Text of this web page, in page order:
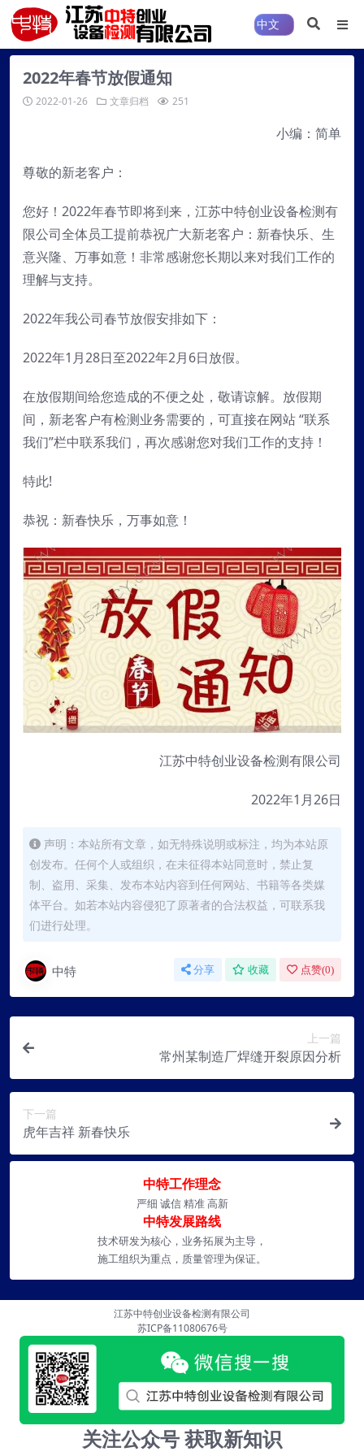
2022年春节放假通知
2022-01-26 文章归档 251
小编：简单
尊敬的新老客户：
您好！2022年春节即将到来，江苏中特创业设备检测有
限公司全体员工提前恭祝广大新老客户：新春快乐、生
意兴隆、万事如意！非常感谢您长期以来对我们工作的
理解与支持。
2022年我公司春节放假安排如下：
2022年1月28日至2022年2月6日放假。
在放假期间给您造成的不便之处，敬请谅解。放假期
间，新老客户有检测业务需要的，可直接在网站 “联系
我们”栏中联系我们，再次感谢您对我们工作的支持！
特此!
恭祝：新春快乐，万事如意！
江苏中特创业设备检测有限公司
2022年1月26日
声明：本站所有文章，如无特殊说明或标注，均为本站原
创发布。任何个人或组织，在未征得本站同意时，禁止复
制、盗用、采集、发布本站内容到任何网站、书籍等各类媒
体平台。如若本站内容侵犯了原著者的合法权益，可联系我
们进行处理。
中特 分享 收藏 点赞(0)
上一篇
常州某制造厂焊缝开裂原因分析
下一篇
虎年吉祥 新春快乐
中特工作理念
严细 诚信 精准 高新
中特发展路线
技术研发为核心，业务拓展为主导，
施工组织为重点，质量管理为保证。
江苏中特创业设备检测有限公司
苏ICP备11080676号
关注公众号 获取新知识